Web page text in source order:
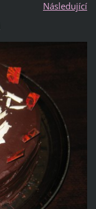
Následující